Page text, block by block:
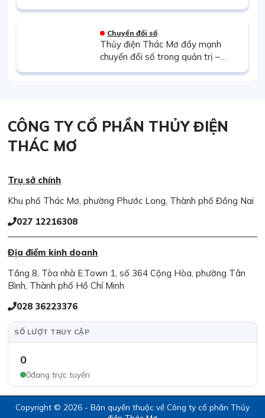
Chuyển đổi số
Thủy điện Thác Mơ đẩy mạnh
chuyển đổi số trong quản trị –
SỐ LƯỢT TRUY CẬP
0
0đang trực tuyến
CÔNG TY CỔ PHẦN THỦY ĐIỆN
THÁC MƠ
Trụ sở chính
Khu phố Thác Mơ, phường Phước Long, Thành phố Đồng Nai
027 12216308
Địa điểm kinh doanh
Tầng 8, Tòa nhà E.Town 1, số 364 Cộng Hòa, phường Tân
Bình, Thành phố Hồ Chí Minh
028 36223376
Copyright © 2026 - Bản quyền thuộc về Công ty cổ phần Thủy